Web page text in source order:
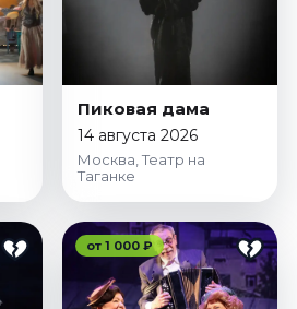
Пиковая дама
14 августа 2026
Москва, Театр на
Таганке
от 1 000 ₽